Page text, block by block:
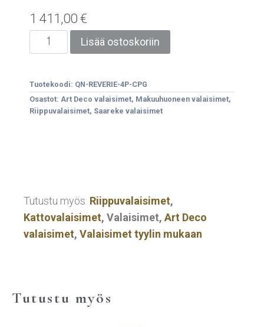
1 411,00€
Lisää ostoskoriin
Tuotekoodi: QN-REVERIE-4P-CPG
Osastot: Art Deco valaisimet, Makuuhuoneen valaisimet,
Riippuvalaisimet, Saareke valaisimet
Tutustu myös: Riippuvalaisimet,
Kattovalaisimet, Valaisimet, Art Deco
valaisimet, Valaisimet tyylin mukaan
Tutustu myös